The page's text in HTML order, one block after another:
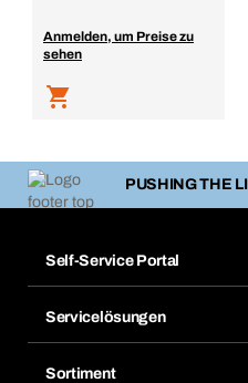
Anmelden, um Preise zu
sehen
PUSHING THE
Self-Service Portal
Merklisten
Servicelösungen
Sortiment